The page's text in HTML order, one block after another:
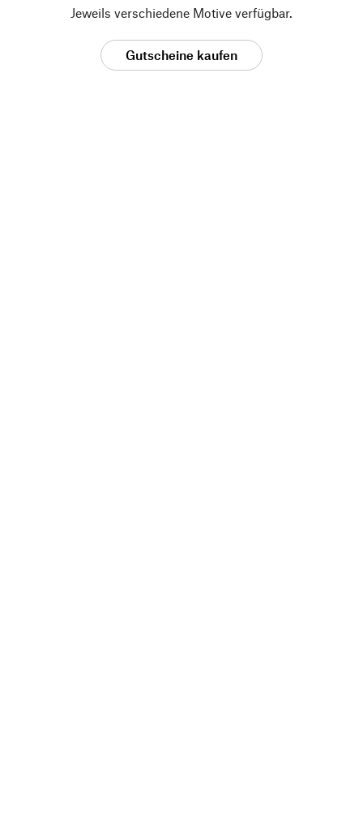
Jeweils verschiedene Motive verfügbar.
Gutscheine kaufen